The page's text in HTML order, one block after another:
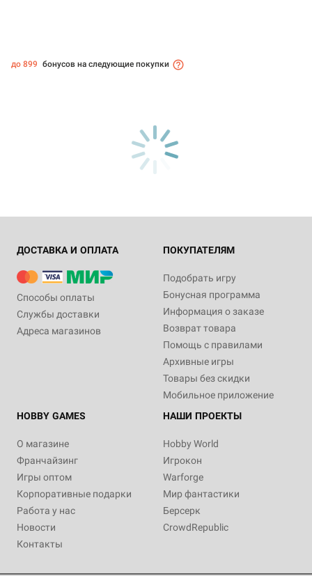
до 899 бонусов на следующие покупки
ДОСТАВКА И ОПЛАТА
Способы оплаты
Службы доставки
Адреса магазинов
ПОКУПАТЕЛЯМ
Подобрать игру
Бонусная программа
Информация о заказе
Возврат товара
Помощь с правилами
Архивные игры
Товары без скидки
Мобильное приложение
HOBBY GAMES
О магазине
Франчайзинг
Игры оптом
Корпоративные подарки
Работа у нас
Новости
Контакты
НАШИ ПРОЕКТЫ
Hobby World
Игрокон
Warforge
Мир фантастики
Берсерк
CrowdRepublic